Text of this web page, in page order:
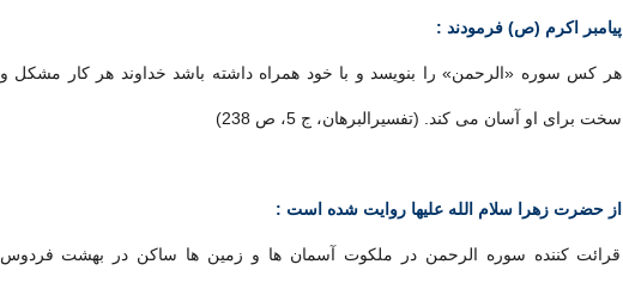
پیامبر اکرم (ص) فرمودند :
هر کس سوره «الرحمن» را بنویسد و با خود همراه داشته باشد خداوند هر کار مشکل و
سخت برای او آسان می کند. (تفسیرالبرهان، ج 5، ص 238)
از حضرت زهرا سلام الله علیها روایت شده است :
قرائت کننده سوره الرحمن در ملکوت آسمان ها و زمین ها ساکن در بهشت فردوس